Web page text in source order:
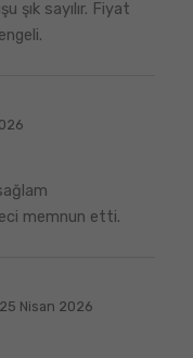
şık sayılır. Fiyat
memnun etti.
25 Nisan 2026